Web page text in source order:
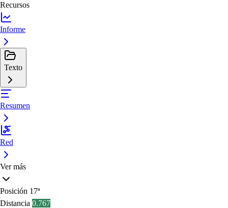
Recursos
Informe
Texto
Resumen
Red
Ver más
Posición 17ª
Distancia 0.767